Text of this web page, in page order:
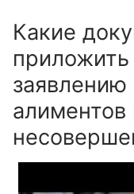
Какие
заявлению